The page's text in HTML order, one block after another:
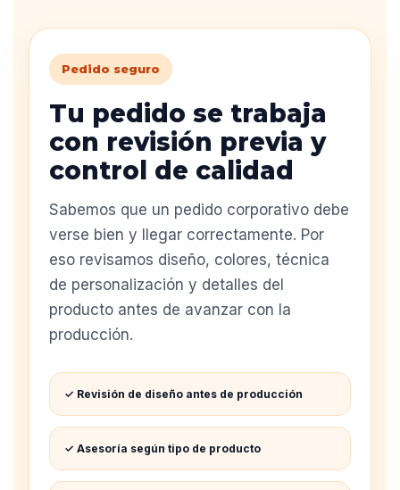
Pedido seguro
Tu pedido se trabaja
con revisión previa y
control de calidad
Sabemos que un pedido corporativo debe
verse bien y llegar correctamente. Por
eso revisamos diseño, colores, técnica
de personalización y detalles del
producto antes de avanzar con la
producción.
✓ Revisión de diseño antes de producción
✓ Asesoría según tipo de producto